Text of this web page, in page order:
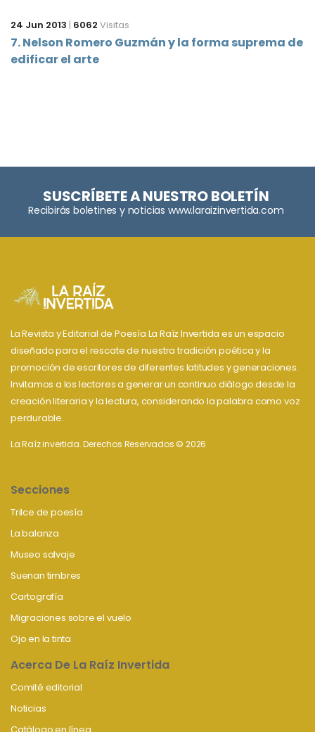
24 Jun 2013 | 6062 Visitas
7. Nelson Romero Guzmán y la forma suprema de
edificar el arte
SUSCRÍBETE A NUESTRO BOLETÍN
Recibirás boletines y noticias www.laraizinvertida.com
La Revista y Editorial de Poesía La Raíz Invertida es un espacio
diseñado para el rescate de nuestra tradición poética y la
promoción de escritores de diferentes latitudes y generaciones.
Invitamos a los lectores a generar un continuo diálogo desde la
creación literaria y la lectura, considerando la palabra como voz
perdurable.
La Raíz invertida. Derechos Reservados © 2026
Secciones
Trilce de poesía
La balanza
Museo salvaje
Suenan timbres
Cartografía
Migraciones sobre el vuelo
Ojo en la tinta
Acerca De La Raíz Invertida
Comité editorial
Noticias
Catálogo en línea